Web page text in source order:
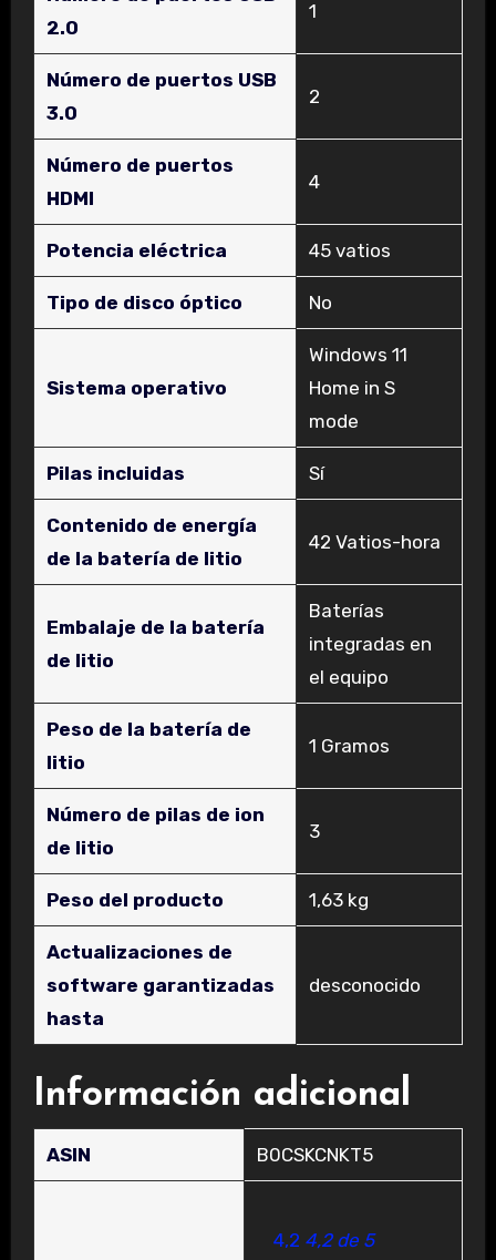
2.0
‎1
Número de puertos USB
3.0
‎2
Número de puertos
HDMI
‎4
Potencia eléctrica ‎45 vatios
Tipo de disco óptico ‎No
Sistema operativo
‎Windows 11
Home in S
mode
Pilas incluidas ‎Sí
Contenido de energía
de la batería de litio
‎42 Vatios-hora
Embalaje de la batería
de litio
‎Baterías
integradas en
el equipo
Peso de la batería de
litio
‎1 Gramos
Número de pilas de ion
de litio
‎3
Peso del producto ‎1,63 kg
Actualizaciones de
software garantizadas
hasta
‎desconocido
Información adicional
ASIN B0CSKCNKT5
4,2 4,2 de 5